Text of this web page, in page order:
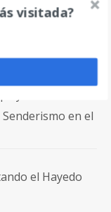
Pez desde el
en el
el Hayedo
visitada?